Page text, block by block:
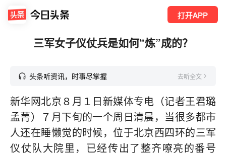
打开APP
三军女子仪仗兵是如何“炼”成的？
头条听资讯，时事尽掌握 去听全文
新华网北京８月１日新媒体专电（记者王君璐
孟菁）７月下旬的一个周日清晨，当很多都市
人还在睡懒觉的时候，位于北京西四环的三军
仪仗队大院里，已经传出了整齐嘹亮的番号